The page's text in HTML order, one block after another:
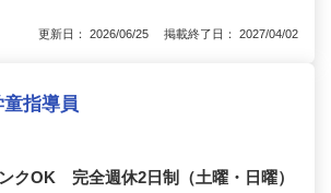
更新日： 2026/06/25 掲載終了日： 2027/04/02
指導員
クOK 完全週休2日制（土曜・日曜）